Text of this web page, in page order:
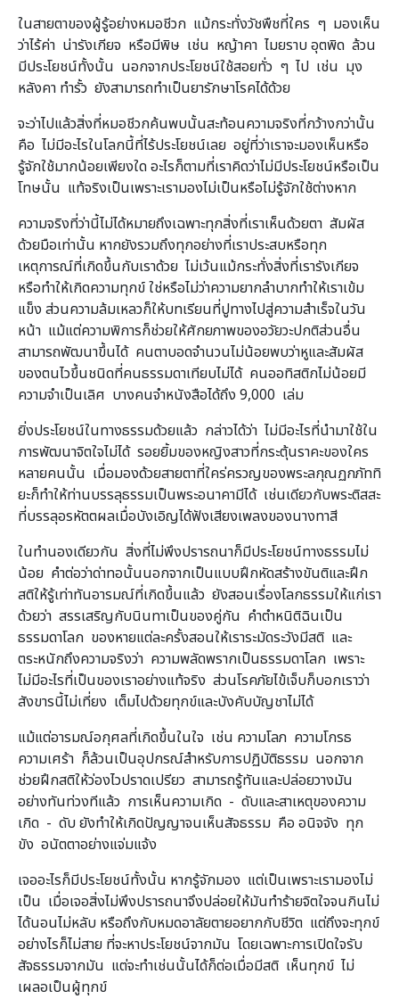
ในสายตาของผู้รู้อย่างหมอชีวก แม้กระทั่งวัชพืชที่ใคร ๆ มองเห็น
ว่าไร้ค่า น่ารังเกียจ หรือมีพิษ เช่น หญ้าคา ไมยราบ อุตพิด ล้วน
มีประโยชน์ทั้งนั้น นอกจากประโยชน์ใช้สอยทั่ว ๆ ไป เช่น มุง
หลังคา ทำรั้ว ยังสามารถทำเป็นยารักษาโรคได้ด้วย
จะว่าไปแล้วสิ่งที่หมอชีวกค้นพบนั้นสะท้อนความจริงที่กว้างกว่านั้น
คือ ไม่มีอะไรในโลกนี้ที่ไร้ประโยชน์เลย อยู่ที่ว่าเราจะมองเห็นหรือ
รู้จักใช้มากน้อยเพียงใด อะไรก็ตามที่เราคิดว่าไม่มีประโยชน์หรือเป็น
โทษนั้น แท้จริงเป็นเพราะเรามองไม่เป็นหรือไม่รู้จักใช้ต่างหาก
ความจริงที่ว่านี้ไม่ได้หมายถึงเฉพาะทุกสิ่งที่เราเห็นด้วยตา สัมผัส
ด้วยมือเท่านั้น หากยังรวมถึงทุกอย่างที่เราประสบหรือทุก
เหตุการณ์ที่เกิดขึ้นกับเราด้วย ไม่เว้นแม้กระทั่งสิ่งที่เรารังเกียจ
หรือทำให้เกิดความทุกข์ ใช่หรือไม่ว่าความยากลำบากทำให้เราเข้ม
แข็ง ส่วนความล้มเหลวก็ให้บทเรียนที่ปูทางไปสู่ความสำเร็จในวัน
หน้า แม้แต่ความพิการก็ช่วยให้ศักยภาพของอวัยวะปกติส่วนอื่น
สามารถพัฒนาขึ้นได้ คนตาบอดจำนวนไม่น้อยพบว่าหูและสัมผัส
ของตนไวขึ้นชนิดที่คนธรรมดาเทียบไม่ได้ คนออทิสติกไม่น้อยมี
ความจำเป็นเลิศ บางคนจำหนังสือได้ถึง 9,000 เล่ม
ยิ่งประโยชน์ในทางธรรมด้วยแล้ว กล่าวได้ว่า ไม่มีอะไรที่นำมาใช้ใน
การพัฒนาจิตใจไม่ได้ รอยยิ้มของหญิงสาวที่กระตุ้นราคะของใคร
หลายคนนั้น เมื่อมองด้วยสายตาที่ใคร่ครวญของพระลกุณฏกภัททิ
ยะก็ทำให้ท่านบรรลุธรรมเป็นพระอนาคามีได้ เช่นเดียวกับพระติสสะ
ที่บรรลุอรหัตตผลเมื่อบังเอิญได้ฟังเสียงเพลงของนางทาสี
ในทำนองเดียวกัน สิ่งที่ไม่พึงปรารถนาก็มีประโยชน์ทางธรรมไม่
น้อย คำต่อว่าด่าทอนั้นนอกจากเป็นแบบฝึกหัดสร้างขันติและฝึก
สติให้รู้เท่าทันอารมณ์ที่เกิดขึ้นแล้ว ยังสอนเรื่องโลกธรรมให้แก่เรา
ด้วยว่า สรรเสริญกับนินทาเป็นของคู่กัน คำตำหนิติฉินเป็น
ธรรมดาโลก ของหายแต่ละครั้งสอนให้เราระมัดระวังมีสติ และ
ตระหนักถึงความจริงว่า ความพลัดพรากเป็นธรรมดาโลก เพราะ
ไม่มีอะไรที่เป็นของเราอย่างแท้จริง ส่วนโรคภัยไข้เจ็บก็บอกเราว่า
สังขารนี้ไม่เที่ยง เต็มไปด้วยทุกข์และบังคับบัญชาไม่ได้
แม้แต่อารมณ์อกุศลที่เกิดขึ้นในใจ เช่น ความโลภ ความโกรธ
ความเศร้า ก็ล้วนเป็นอุปกรณ์สำหรับการปฏิบัติธรรม นอกจาก
ช่วยฝึกสติให้ว่องไวปราดเปรียว สามารถรู้ทันและปล่อยวางมัน
อย่างทันท่วงทีแล้ว การเห็นความเกิด - ดับและสาเหตุของความ
เกิด - ดับ ยังทำให้เกิดปัญญาจนเห็นสัจธรรม คือ อนิจจัง ทุก
ขัง อนัตตาอย่างแจ่มแจ้ง
เจออะไรก็มีประโยชน์ทั้งนั้น หากรู้จักมอง แต่เป็นเพราะเรามองไม่
เป็น เมื่อเจอสิ่งไม่พึงปรารถนาจึงปล่อยให้มันทำร้ายจิตใจจนกินไม่
ได้นอนไม่หลับ หรือถึงกับหมดอาลัยตายอยากกับชีวิต แต่ถึงจะทุกข์
อย่างไรก็ไม่สาย ที่จะหาประโยชน์จากมัน โดยเฉพาะการเปิดใจรับ
สัจธรรมจากมัน แต่จะทำเช่นนั้นได้ก็ต่อเมื่อมีสติ เห็นทุกข์ ไม่
เผลอเป็นผู้ทุกข์